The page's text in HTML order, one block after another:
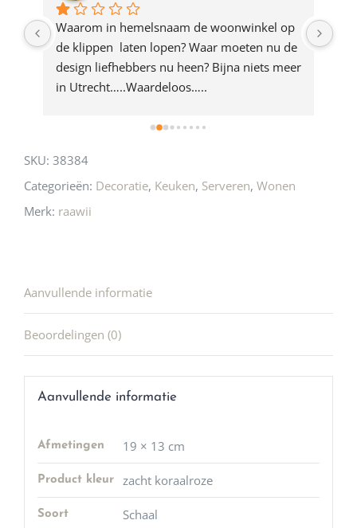
productWaarom in hemelsnaam de woonwinkel op
de klippen  laten lopen? Waar moeten nu de
design liefhebbers nu heen? Bijna niets meer
in Utrecht…..Waardeloos…..
SKU: 38384
Categorieën: Decoratie, Keuken, Serveren, Wonen
Merk: raawii
Aanvullende informatie
Beoordelingen (0)
Aanvullende informatie
Afmetingen 19 × 13 cm
Product kleur zacht koraalroze
Soort Schaal